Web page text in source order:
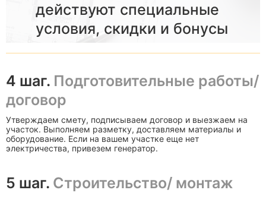
действуют специальные
условия, скидки и бонусы
4 шаг. Подготовительные работы/
договор
Утверждаем смету, подписываем договор и выезжаем на
участок. Выполняем разметку, доставляем материалы и
оборудование. Если на вашем участке еще нет
электричества, привезем генератор.
5 шаг. Строительство/ монтаж